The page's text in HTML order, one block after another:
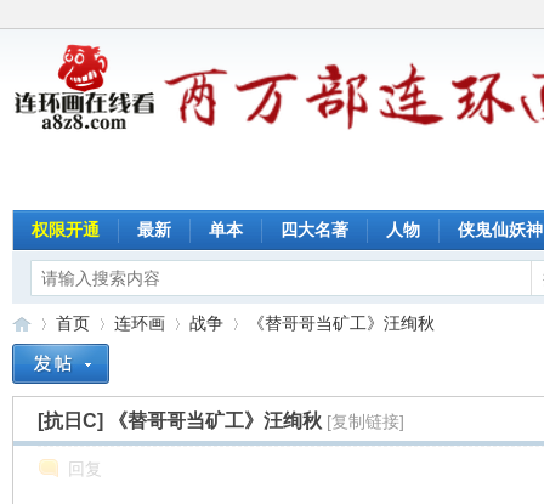
权限开通 最新 单本 四大名著 人物 侠鬼仙妖神
»
首页
›
连环画
›
战争
›
《替哥哥当矿工》汪绚秋
[抗日C] 《替哥哥当矿工》汪绚秋 [复制链接]
回复